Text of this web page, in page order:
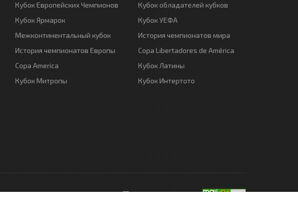
Кубок Европейских Чемпионов
Кубок Ярмарок
Межконтинентальный кубок
История чемпионатов Европы
Copa America
Кубок Митропы
Кубок обладателей кубков
Кубок УЕФА
История чемпионатов мира
Copa Libertadores de América
Кубок Латины
Кубок Интертото